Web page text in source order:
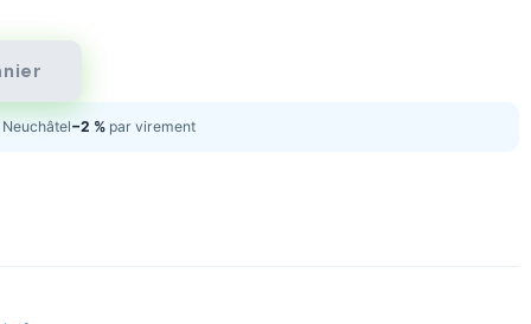
Neuchâtel−2 % par virement